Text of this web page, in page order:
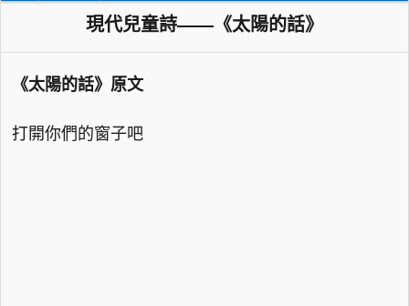
現代兒童詩——《太陽的話》
《太陽的話》原文
打開你們的窗子吧